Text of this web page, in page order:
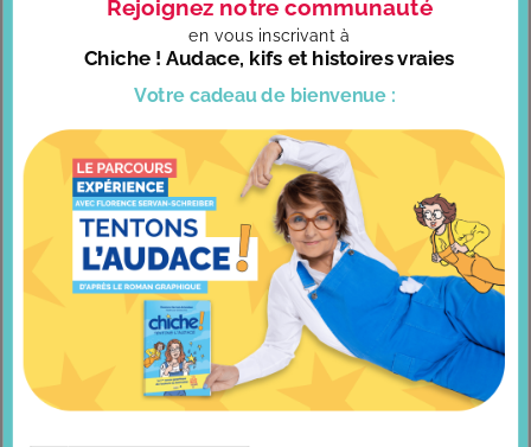
Êtes-vous timide ou audacieux ?
Votre cadeaude bienvenue :
Rejoignez notre communauté
en vous inscrivant à
Chiche ! Audace, kifs et histoires vraies